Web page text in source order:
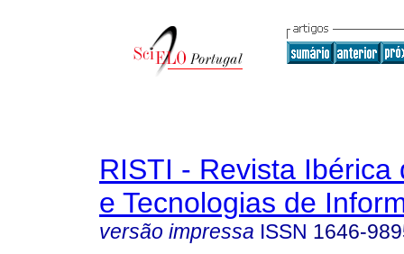
RISTI - Revista Ibérica
e Tecnologias de
versão impressa ISSN 1646-